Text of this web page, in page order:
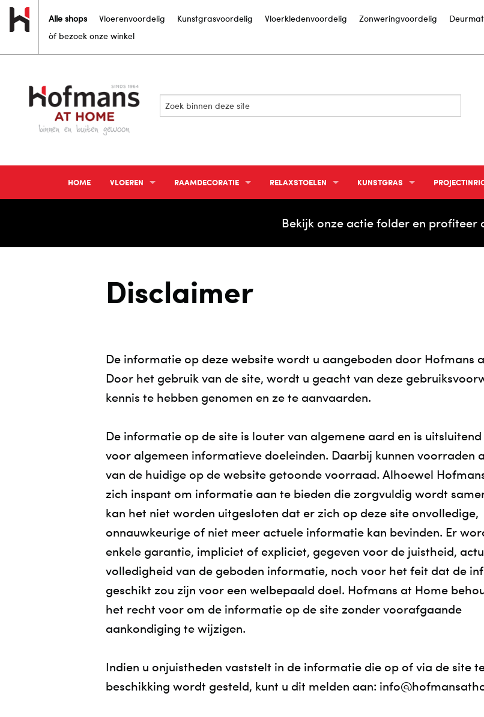
Alle shops Vloerenvoordelig Kunstgrasvoordelig Vloerkledenvoordelig Zonweringvoordelig
òf bezoek onze winkel
folder
HOME VLOEREN
GIETVLOEREN
TAPIJT
VLOERKLEDEN
TRAP BEKLEDEN
VLOERBESCHERMING
RAAMDECORATIE
ZONWERING BUITEN
RELAXSTOELEN KUNSTGRAS
Bekijk onze actie folder en profiteer
Disclaimer
De informatie op deze website wordt u aangeboden door Hofmans
Door het gebruik van de site, wordt u geacht van deze
kennis te hebben genomen en ze te aanvaarden.
De informatie op de site is louter van algemene aard en is
voor algemeen informatieve doeleinden. Daarbij kunnen voorraden
van de huidige op de website getoonde voorraad. Alhoewel
zich inspant om informatie aan te bieden die zorgvuldig wordt
kan het niet worden uitgesloten dat er zich op deze site onvolledige,
onnauwkeurige of niet meer actuele informatie kan bevinden. Er
enkele garantie, impliciet of expliciet, gegeven voor de juistheid,
volledigheid van de geboden informatie, noch voor het feit dat de
geschikt zou zijn voor een welbepaald doel. Hofmans at Home
het recht voor om de informatie op de site zonder voorafgaande
aankondiging te wijzigen.
Indien u onjuistheden vaststelt in de informatie die op of via de site
beschikking wordt gesteld, kunt u dit melden aan: